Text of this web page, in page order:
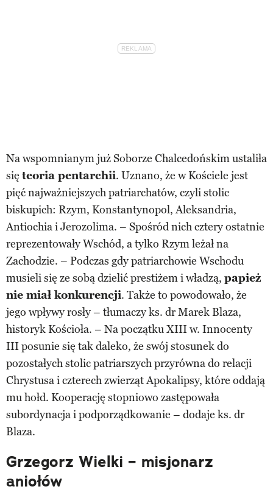
Na wspomnianym już Soborze Chalcedońskim ustaliła
się teoria pentarchii. Uznano, że w Kościele jest
pięć najważniejszych patriarchatów, czyli stolic
biskupich: Rzym, Konstantynopol, Aleksandria,
Antiochia i Jerozolima. – Spośród nich cztery ostatnie
reprezentowały Wschód, a tylko Rzym leżał na
Zachodzie. – Podczas gdy patriarchowie Wschodu
musieli się ze sobą dzielić prestiżem i władzą, papież
nie miał konkurencji. Także to powodowało, że
jego wpływy rosły – tłumaczy ks. dr Marek Blaza,
historyk Kościoła. – Na początku XIII w. Innocenty
III posunie się tak daleko, że swój stosunek do
pozostałych stolic patriarszych przyrówna do relacji
Chrystusa i czterech zwierząt Apokalipsy, które oddają
mu hołd. Kooperację stopniowo zastępowała
subordynacja i podporządkowanie – dodaje ks. dr
Blaza.
Grzegorz Wielki – misjonarz
aniołów